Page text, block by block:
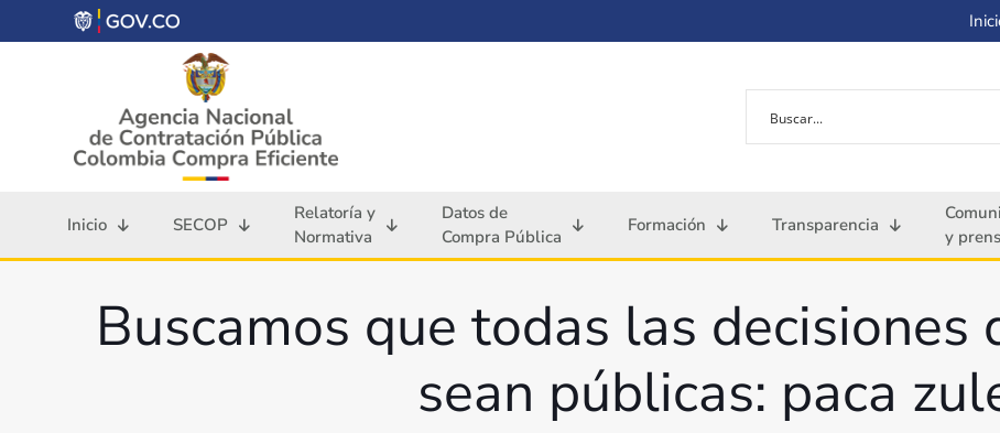
Inicio SECOP
Relatoría y
Normativa
Datos de
Compra Pública
Formación Transparencia
y
Buscamos que todas las
sean públicas: paca